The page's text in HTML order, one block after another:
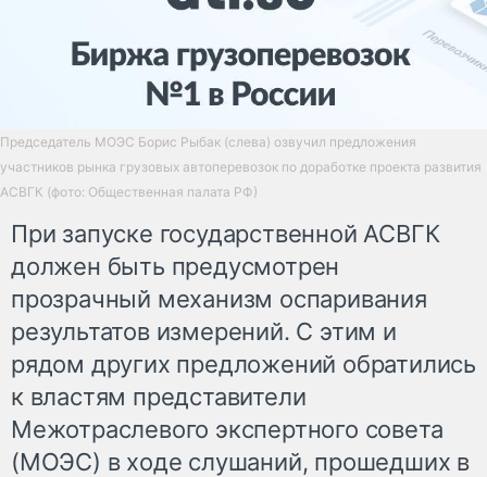
Председатель МОЭС Борис Рыбак (слева) озвучил предложения
участников рынка грузовых автоперевозок по доработке проекта развития
АСВГК (фото: Общественная палата РФ)
При запуске государственной АСВГК
должен быть предусмотрен
прозрачный механизм оспаривания
результатов измерений. С этим и
рядом других предложений обратились
к властям представители
Межотраслевого экспертного совета
(МОЭС) в ходе слушаний, прошедших в